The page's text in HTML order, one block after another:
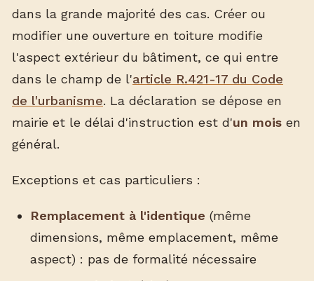
dans la grande majorité des cas. Créer ou
modifier une ouverture en toiture modifie
l'aspect extérieur du bâtiment, ce qui entre
dans le champ de l'article R.421-17 du Code
de l'urbanisme. La déclaration se dépose en
mairie et le délai d'instruction est d'un mois en
général.
Exceptions et cas particuliers :
Remplacement à l'identique (même
dimensions, même emplacement, même
aspect) : pas de formalité nécessaire